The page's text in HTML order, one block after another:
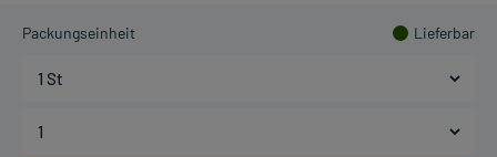
Packungseinheit Lieferbar